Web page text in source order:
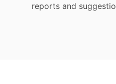
reports and